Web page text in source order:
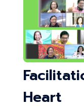
Heart